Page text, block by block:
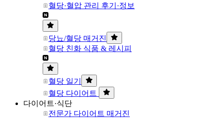
혈당·혈압 관리 후기·정보
당뇨/혈당 매거진
혈당 친화 식품 & 레시피
혈당 일기
혈당 다이어트
다이어트·식단
전문가 다이어트 매거진